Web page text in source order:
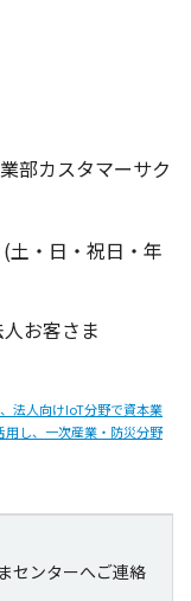
部カスタマーサク
土・日・祝日・年
お客さま
法人向けIoT分野で資本業
し、一次産業・防災分野
センターへご連絡